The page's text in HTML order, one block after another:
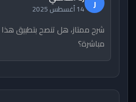
14 أغسطس 2025
شرح ممتاز، هل تنصح بتطبيق هذا
مباشرة؟